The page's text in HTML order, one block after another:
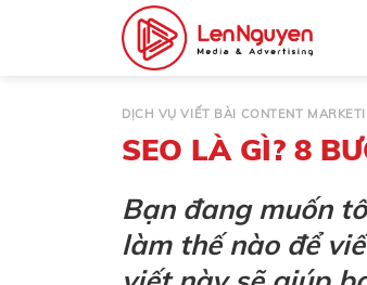
DỊCH VỤ VIẾT BÀI CONTENT
SEO LÀ GÌ? 8
Bạn đang muốn
làm thế nào để